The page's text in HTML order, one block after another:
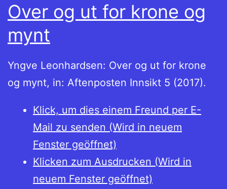
Over og ut for krone og
mynt
Yngve Leonhardsen: Over og ut for krone
og mynt, in: Aftenposten Innsikt 5 (2017).
Klick, um dies einem Freund per E-
Mail zu senden (Wird in neuem
Fenster geöffnet)
Klicken zum Ausdrucken (Wird in
neuem Fenster geöffnet)